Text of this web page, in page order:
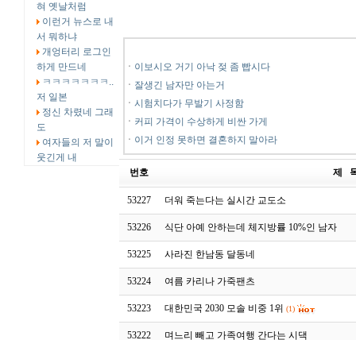
혀 옛날처럼
이런거 뉴스로 내
서 뭐하냐
개엉터리 로그인
하게 만드네
ㅋㅋㅋㅋㅋㅋㅋ..
저 일본
정신 차렸네 그래
도
여자들의 저 말이
웃긴게 내
ㆍ 이보시오 거기 아낙 젖 좀 빱시다
ㆍ 잘생긴 남자만 아는거
ㆍ 시험치다가 무발기 사정함
ㆍ 커피 가격이 수상하게 비싼 가게
ㆍ 이거 인정 못하면 결혼하지 말아라
번호 제
53227 더워 죽는다는 실시간 교도소
53226 식단 아예 안하는데 체지방률 10%인 남자
53225 사라진 한남동 달동네
53224 여름 카리나 가죽팬츠
53223 대한민국 2030 모솔 비중 1위 (1)
53222 며느리 빼고 가족여행 간다는 시댁